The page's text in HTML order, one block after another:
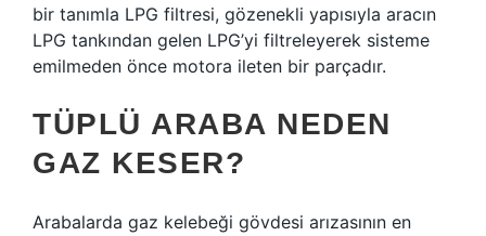
bir tanımla LPG filtresi, gözenekli yapısıyla aracın
LPG tankından gelen LPG’yi filtreleyerek sisteme
emilmeden önce motora ileten bir parçadır.
TÜPLÜ ARABA NEDEN
GAZ KESER?
Arabalarda gaz kelebeği gövdesi arızasının en